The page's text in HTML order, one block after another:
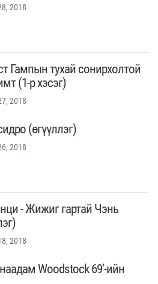
2018
Гампын тухай сонирхолтой
(1-р хэсэг)
2018
(өгүүллэг)
2018
- Жижиг гартай Чэнь
2018
Woodstock 69’-ийн